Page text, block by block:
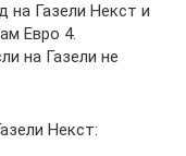
на Газели Некст и
Евро 4.
на Газели не
Некст: